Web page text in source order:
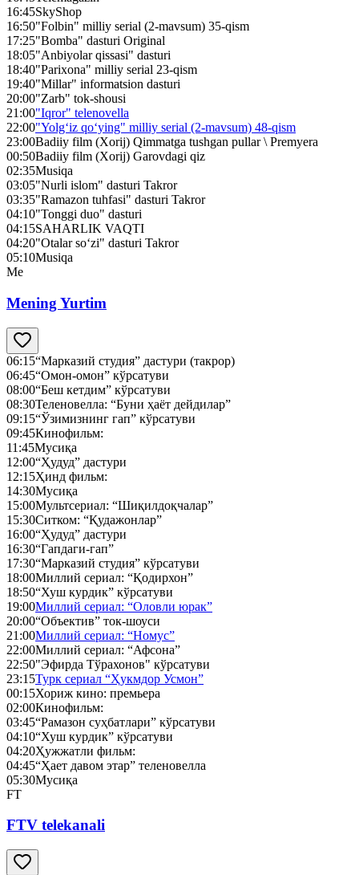
16:45SkyShop
16:50"Folbin" milliy serial (2-mavsum) 35-qism
17:25"Bomba" dasturi Original
18:05"Anbiyolar qissasi" dasturi
18:40"Parixona" milliy serial 23-qism
19:40"Millar" informatsion dasturi
20:00"Zarb" tok-shousi
21:00"Iqror" telenovella
22:00"Yolg‘iz qo‘ying" milliy serial (2-mavsum) 48-qism
23:00Badiiy film (Xorij) Qimmatga tushgan pullar \ Premyera
00:50Badiiy film (Xorij) Garovdagi qiz
02:35Musiqa
03:05"Nurli islom" dasturi Takror
03:35"Ramazon tuhfasi" dasturi Takror
04:10"Tonggi duo" dasturi
04:15SAHARLIK VAQTI
04:20"Otalar so‘zi" dasturi Takror
05:10Musiqa
Me
Mening Yurtim
06:15“Марказий студия” дастури (такрор)
06:45“Омон-омон” кўрсатуви
08:00“Беш кетдим” кўрсатуви
08:30Теленовелла: “Буни ҳаёт дейдилар”
09:15“Ўзимизнинг гап” кўрсатуви
09:45Кинофильм:
11:45Мусиқа
12:00“Ҳудуд” дастури
12:15Ҳинд фильм:
14:30Мусиқа
15:00Мультсериал: “Шиқилдоқчалар”
15:30Ситком: “Қудажонлар”
16:00“Ҳудуд” дастури
16:30“Гапдаги-гап”
17:30“Марказий студия” кўрсатуви
18:00Миллий сериал: “Қодирхон”
18:50“Хуш курдик” кўрсатуви
19:00Миллий сериал: “Оловли юрак”
20:00“Объектив” ток-шоуси
21:00Миллий сериал: “Номус”
22:00Миллий сериал: “Афсона”
22:50"Эфирда Тўрахонов" кўрсатуви
23:15Турк сериал “Ҳукмдор Усмон”
00:15Хориж кино: премьера
02:00Кинофильм:
03:45“Рамазон суҳбатлари” кўрсатуви
04:10“Хуш курдик” кўрсатуви
04:20Ҳужжатли фильм:
04:45“Ҳает давом этар” теленовелла
05:30Мусиқа
FT
FTV telekanali